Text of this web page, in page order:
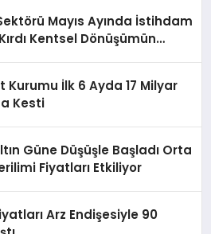
Mayıs Ayında İstihdam
Kentsel Dönüşümün
Kurumu İlk 6 Ayda 17 Milyar
Kesti
Güne Düşüşle Başladı Orta
Fiyatları Etkiliyor
Arz Endişesiyle 90